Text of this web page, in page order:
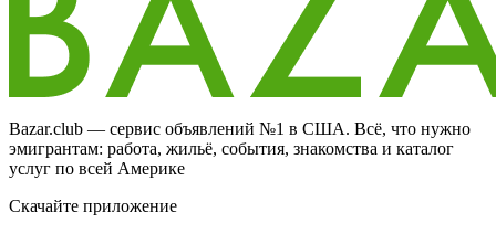
Bazar.club — сервис объявлений №1 в США. Всё, что нужно
эмигрантам: работа, жильё, события, знакомства и каталог
услуг по всей Америке
Скачайте приложение